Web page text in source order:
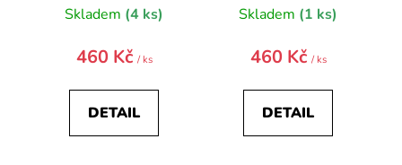
Skladem (4 ks)
460 Kč / ks
DETAIL
Skladem (1 ks)
460 Kč / ks
DETAIL